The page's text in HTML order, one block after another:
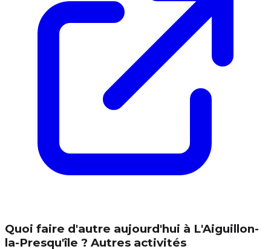
Quoi faire d'autre aujourd'hui à L'Aiguillon-
la-Presqu'île ? Autres activités